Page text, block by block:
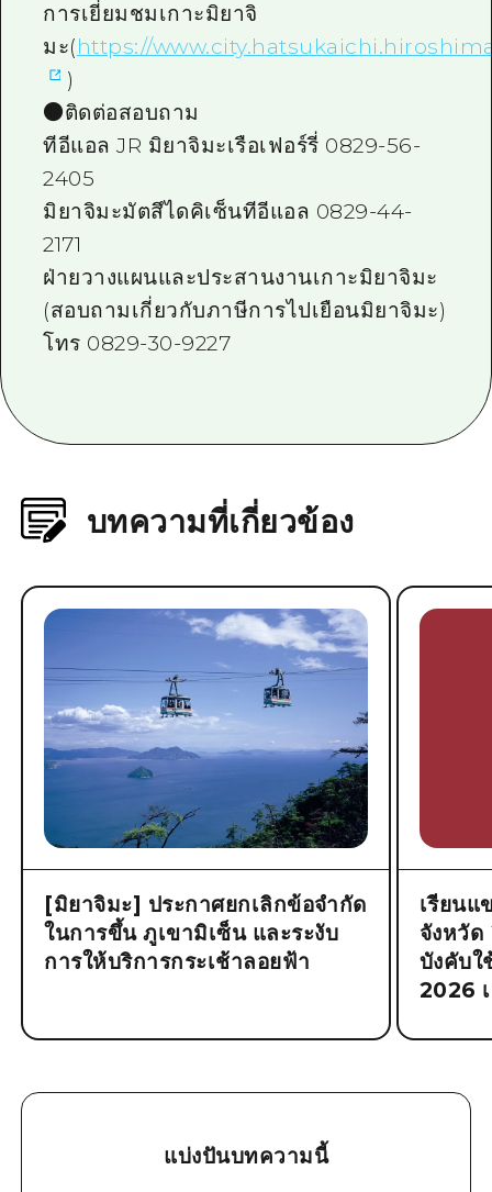
การเยี่ยมชมเกาะมิยาจิ
มะ(https://
)
●ติดต่อสอบถาม
ทีอีแอล JR มิยาจิมะเรือเฟอร์รี่ 0829-56-
2405
มิยาจิมะมัตสึไดคิเซ็นทีอีแอล 0829-44-
2171
ฝ่ายวางแผนและประสานงานเกาะมิยาจิมะ
(สอบถามเกี่ยวกับภาษีการไปเยือนมิยาจิมะ)
โทร 0829-30-9227
บทความที่เกี่ยวข้อง
[มิยาจิมะ] ประกาศยกเลิกข้อจำกัด
ในการขึ้น ภูเขามิเซ็น และระงับ
การให้บริการกระเช้าลอยฟ้า
เรียน
จังหวัด
บังคับใ
2026
แบ่งปันบทความนี้